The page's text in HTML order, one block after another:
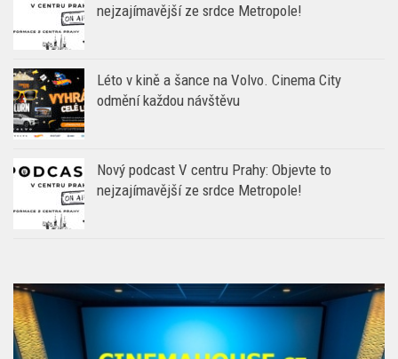
nejzajímavější ze srdce Metropole!
Léto v kině a šance na Volvo. Cinema City
odmění každou návštěvu
Nový podcast V centru Prahy: Objevte to
nejzajímavější ze srdce Metropole!